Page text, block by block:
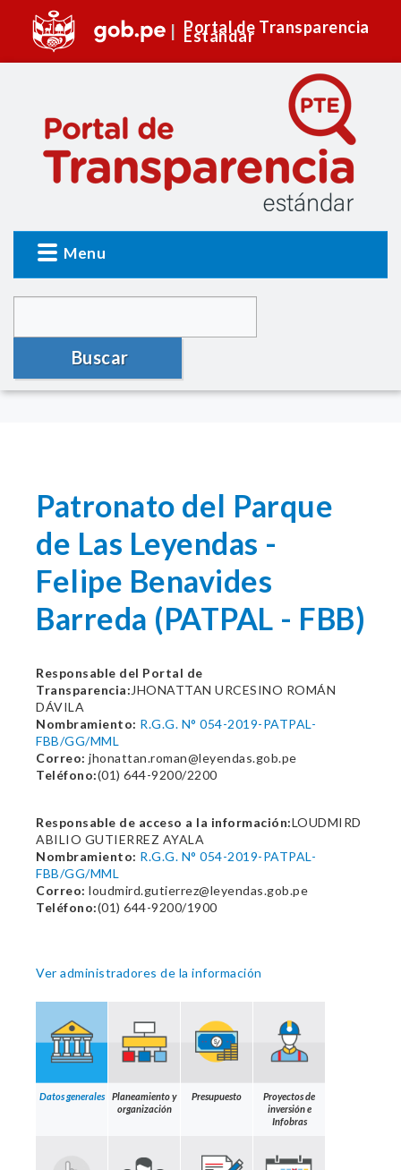
Portal de Transparencia
Estándar
Menu
Buscar
Patronato del Parque
de Las Leyendas -
Felipe Benavides
Barreda (PATPAL - FBB)
Responsable del Portal de
Transparencia: JHONATTAN URCESINO ROMÁN
DÁVILA
Nombramiento: R.G.G. N° 054-2019-PATPAL-
FBB/GG/MML
Correo: jhonattan.roman@leyendas.gob.pe
Teléfono:(01) 644-9200/2200
Responsable de acceso a la información:LOUDMIRD
ABILIO GUTIERREZ AYALA
Nombramiento: R.G.G. N° 054-2019-PATPAL-
FBB/GG/MML
Correo: loudmird.gutierrez@leyendas.gob.pe
Teléfono:(01) 644-9200/1900
Ver administradores de la información
Datos generales
Planeamiento y
organización
Presupuesto
Proyectos de
inversión e
Infobras